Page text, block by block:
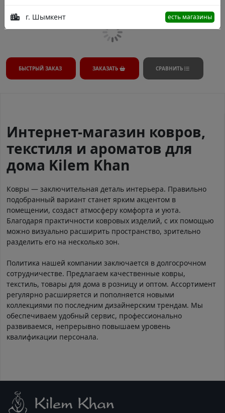
г. Шымкент есть магазины
БЫСТРЫЙ ЗАКАЗ ЗАКАЗАТЬ СРАВНИТЬ
Интернет-магазин ковров,
текстиля и ароматов для
дома Kilem Khan
Ковры — заключительная деталь интерьера. Правильно
подобранный вариант станет ярким акцентом в
помещении, создаст атмосферу комфорта и уюта.
Благодаря практичности ковровых изделий, с их помощью
можно визуально расширить пространство, зрительно
разделить его на несколько зон.
Политика нашей компании заключается в долгосрочном
сотрудничестве. Предлагаем качественные ковры,
текстиль, товары для дома в розницу и оптом. Ассортимент
регулярно расширяется и пополняется новыми
коллекциями по последним дизайнерским трендам. Мы
обеспечиваем удобный сервис, профессионально
развиваемся, непрерывно повышаем уровень
квалификации персонала.